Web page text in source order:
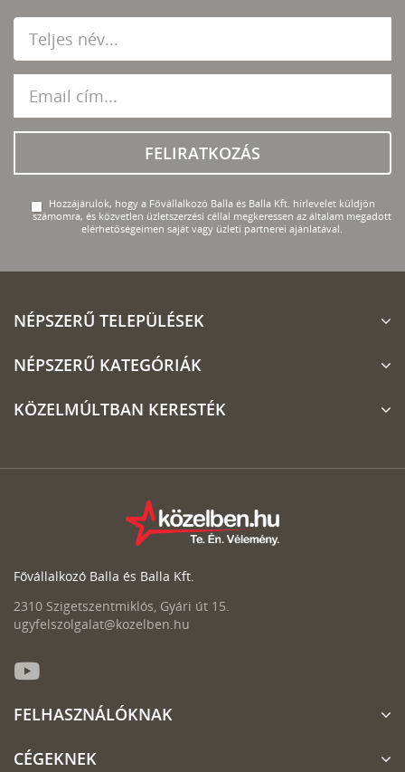
FELIRATKOZÁS
Hozzájárulok, hogy a Fővállalkozó Balla és Balla Kft. hírlevelet küldjön
számomra, és közvetlen üzletszerzési céllal megkeressen az általam megadott
elérhetőségeimen saját vagy üzleti partnerei ajánlatával.
NÉPSZERŰ TELEPÜLÉSEK
NÉPSZERŰ KATEGÓRIÁK
KÖZELMÚLTBAN KERESTÉK
Fővállalkozó Balla és Balla Kft.
2310 Szigetszentmiklós, Gyári út 15.
ugyfelszolgalat@kozelben.hu
FELHASZNÁLÓKNAK
CÉGEKNEK